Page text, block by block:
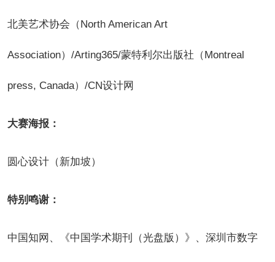
北美艺术协会（North American Art
Association）/Arting365/蒙特利尔出版社（Montreal
press, Canada）/CN设计网
大赛海报：
圆心设计（新加坡）
特别鸣谢：
中国知网、《中国学术期刊（光盘版）》、深圳市数字